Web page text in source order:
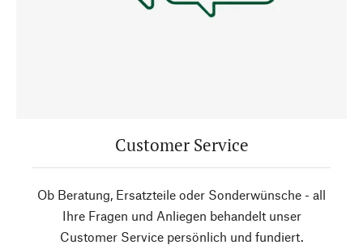
Customer Service
Ob Beratung, Ersatzteile oder Sonderwünsche - all
Ihre Fragen und Anliegen behandelt unser
Customer Service persönlich und fundiert.